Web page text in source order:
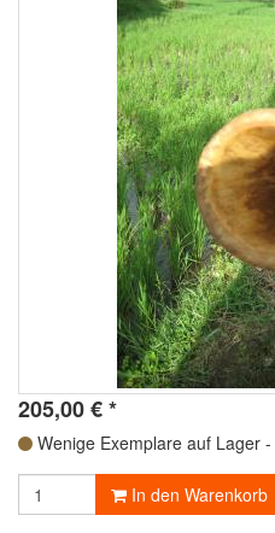
205,00€*
Wenige Exemplare auf Lager
In den Warenkorb